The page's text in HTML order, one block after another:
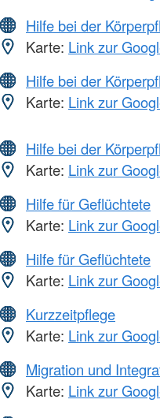
Hilfe bei der
Karte: Link zur
Hilfe bei der
Karte: Link zur
Hilfe bei der
Karte: Link zur
Hilfe für Geflüchtete
Karte: Link zur
Hilfe für Geflüchtete
Karte: Link zur
Kurzzeitpflege
Karte: Link zur
Migration und
Karte: Link zur